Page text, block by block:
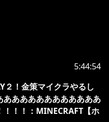
5:44:54
２！金策マイクラやるし
あああああああああああ
！！：MINECRAFT【ホ